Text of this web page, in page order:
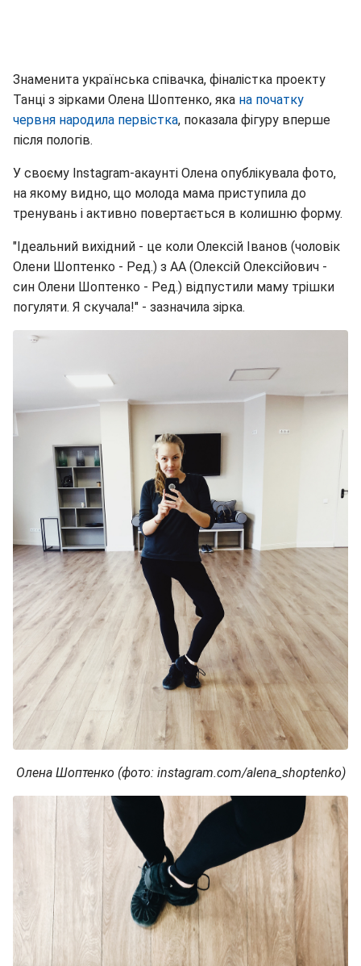
Знаменита українська співачка, фіналістка проекту
Танці з зірками Олена Шоптенко, яка на початку
червня народила первістка, показала фігуру вперше
після пологів.
У своєму Instagram-акаунті Олена опублікувала фото,
на якому видно, що молода мама приступила до
тренувань і активно повертається в колишню форму.
"Ідеальний вихідний - це коли Олексій Іванов (чоловік
Олени Шоптенко - Ред.) з АА (Олексій Олексійович -
син Олени Шоптенко - Ред.) відпустили маму трішки
погуляти. Я скучала!" - зазначила зірка.
Олена Шоптенко (фото: instagram.com/alena_shoptenko)